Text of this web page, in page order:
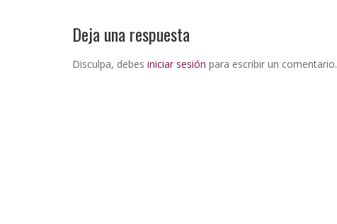
Deja una respuesta
Disculpa, debes iniciar sesión para escribir un comentario.